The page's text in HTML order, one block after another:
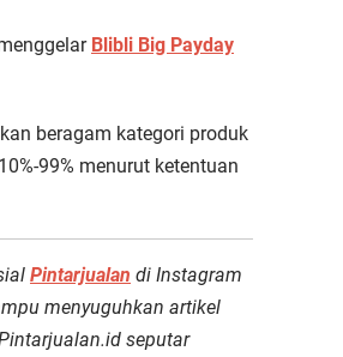
Blibli Big Payday
beragam kategori produk
99% menurut ketentuan
Pintarjualan di Instagram
menyuguhkan artikel
seputar